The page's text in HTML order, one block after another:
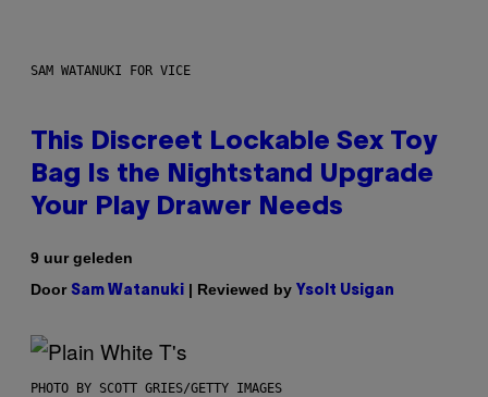
SAM WATANUKI FOR VICE
This Discreet Lockable Sex Toy
Bag Is the Nightstand Upgrade
Your Play Drawer Needs
9 uur geleden
Door Sam Watanuki | Reviewed by Ysolt Usigan
PHOTO BY SCOTT GRIES/GETTY IMAGES